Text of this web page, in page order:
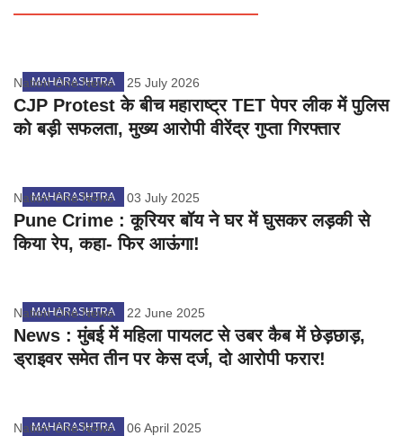
MAHARASHTRA
Nation One News 25 July 2026
CJP Protest के बीच महाराष्ट्र TET पेपर लीक में पुलिस
को बड़ी सफलता, मुख्य आरोपी वीरेंद्र गुप्ता गिरफ्तार
MAHARASHTRA
Nation One News 03 July 2025
Pune Crime : कूरियर बॉय ने घर में घुसकर लड़की से
किया रेप, कहा- फिर आऊंगा!
MAHARASHTRA
Nation One News 22 June 2025
News : मुंबई में महिला पायलट से उबर कैब में छेड़छाड़,
ड्राइवर समेत तीन पर केस दर्ज, दो आरोपी फरार!
MAHARASHTRA
Nation One News 06 April 2025